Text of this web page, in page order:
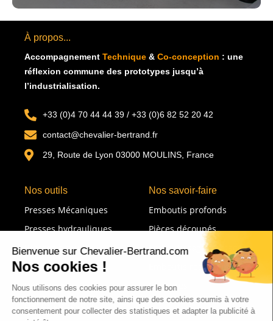
À propos...
Accompagnement Technique & Co-conception : une
réflexion commune des prototypes jusqu’à
l’industrialisation.
+33 (0)4 70 44 44 39 / +33 (0)6 82 52 20 42
contact@chevalier-bertrand.fr
29, Route de Lyon 03000 MOULINS, France
Nos outils
Presses Mécaniques
Presses hydrauliques
Presses à souder
Lignes de transfert
Détoureuses
Lignes de soudure
Nos savoir-faire
Emboutis profonds
Pièces découpés
Emboutissage formage
Emboutis restreints
Soudures